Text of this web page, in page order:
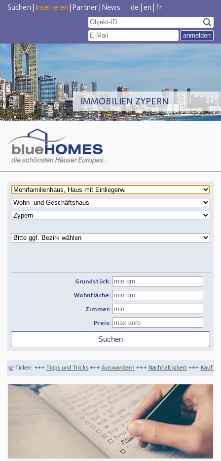
Suchen|Inserieren|Partner|News de|en|fr
IMMOBILIEN ZYPERN
Grundstück:
Wohnfläche:
Zimmer:
Preis:
und Tricks+++Auswandern+++Nachhaltigkeit+++Kauf einer Immobilie als